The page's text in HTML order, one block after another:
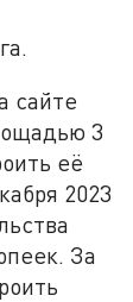
сайте
3
её
2023
За